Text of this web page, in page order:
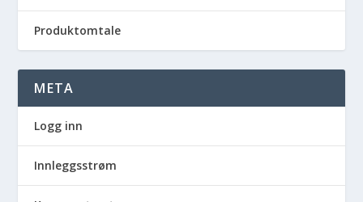
Produktomtale
META
Logg inn
Innleggsstrøm